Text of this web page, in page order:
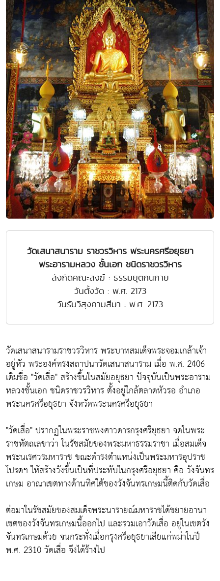
วัดเสนาสนาราม ราชวรวิหาร พระนครศรีอยุธยา
พระอารามหลวง ชั้นเอก ชนิดราชวรวิหาร
สังกัดคณะสงฆ์ : ธรรมยุติกนิกาย
วันตั้งวัด : พ.ศ. 2173
วันรับวิสุงคามสีมา : พ.ศ. 2173
วัดเสนาสนารามราชวรวิหาร พระบาทสมเด็จพระจอมเกล้าเจ้า
อยู่หัว พระองค์ทรงสถาปนาวัดเสนาสนาราม เมื่อ พ.ศ. 2406
เดิมชื่อ "วัดเสื่อ" สร้างขึ้นในสมัยอยุธยา ปัจจุบันเป็นพระอาราม
หลวงชั้นเอก ชนิดราชวรวิหาร ตั้งอยู่ใกล้ตลาดหัวรอ อำเภอ
พระนครศรีอยุธยา จังหวัดพระนครศรีอยุธยา
"วัดเสื่อ" ปรากฏในพระราชพงศาวดารกรุงศรียุธยา จดในพระ
ราชหัตถเลขาว่า ในรัชสมัยของพระมหาธรรมราชา เมื่อสมเด็จ
พระนเรศวรมหาราช ขณะดำรงตำแหน่งเป็นพระมหารอุปราช
โปรดฯ ให้สร้างวังขึ้นเป็นที่ประทับในกรุงศรีอยุธยา คือ วังจันทร
เกษม อาณาเขตทางด้านทิศใต้ของวังจันทรเกษมนี้ติดกับวัดเสื่อ
ต่อมาในรัชสมัยของสมเด็จพระนารายณ์มหาราชได้ขยายอานา
เขตของวังจันทรเกษมนี้ออกไป และรวมเอาวัดเสื่อ อยู่ในเขตวัง
จันทรเกษมด้วย จนกระทั่งเมื่อกรุงศรีอยุธยาเสียแก่พม่าในปี
พ.ศ. 2310 วัดเสื่อ จึงได้ร้างไป